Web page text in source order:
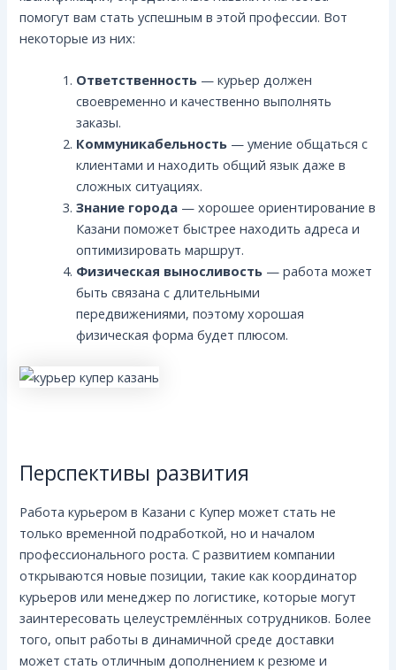
помогут вам стать успешным в этой профессии. Вот
некоторые из них:
Ответственность — курьер должен
своевременно и качественно выполнять
заказы.
Коммуникабельность — умение общаться с
клиентами и находить общий язык даже в
сложных ситуациях.
Знание города — хорошее ориентирование в
Казани поможет быстрее находить адреса и
оптимизировать маршрут.
Физическая выносливость — работа может
быть связана с длительными
передвижениями, поэтому хорошая
физическая форма будет плюсом.
Перспективы развития
Работа курьером в Казани с Купер может стать не
только временной подработкой, но и началом
профессионального роста. С развитием компании
открываются новые позиции, такие как координатор
курьеров или менеджер по логистике, которые могут
заинтересовать целеустремлённых сотрудников. Более
того, опыт работы в динамичной среде доставки
может стать отличным дополнением к резюме и